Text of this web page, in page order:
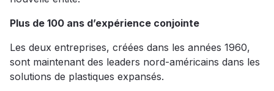
Plus de 100 ans d’expérience conjointe
Les deux entreprises, créées dans les années 1960,
sont maintenant des leaders nord-américains dans les
solutions de plastiques expansés.